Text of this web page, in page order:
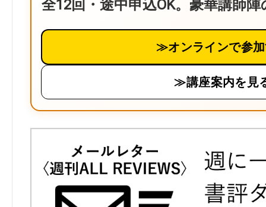
全12回・途中申込OK。豪華講師
≫オンラインで参
≫講座案内を見